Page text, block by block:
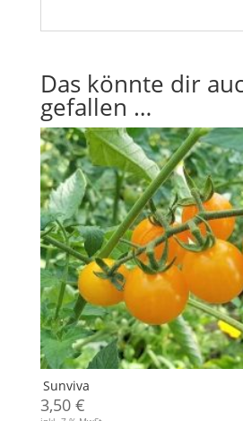
Das könnte dir
gefallen …
Sunviva
3,50 €